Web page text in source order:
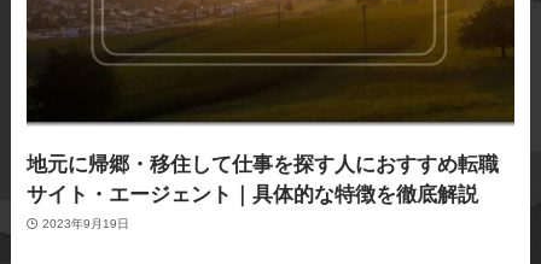
地元に帰郷・移住して仕事を探す人におすすめ転職
サイト・エージェント｜具体的な特徴を徹底解説
2023年9月19日